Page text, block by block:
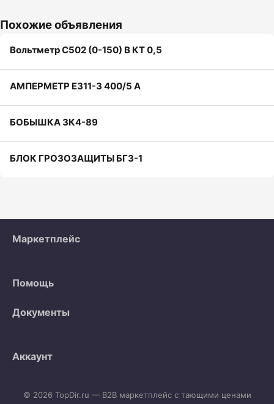
Похожие объявления
Вольтметр С502 (0-150) В КТ 0,5
АМПЕРМЕТР Е311-3 400/5 А
БОБЫШКА ЗК4-89
БЛОК ГРОЗОЗАЩИТЫ БГ3-1
Маркетплейс
Помощь
Документы
Аккаунт
© 2026 TopDir.ru — B2B маркетплейс с тающими ценами